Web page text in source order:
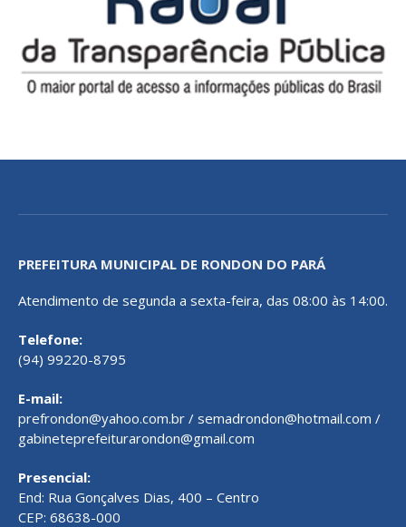
PREFEITURA MUNICIPAL DE RONDON DO PARÁ
Atendimento de segunda a sexta-feira, das 08:00 às 14:00.
Telefone:
(94) 99220-8795
E-mail:
prefrondon@yahoo.com.br / semadrondon@hotmail.com /
gabineteprefeiturarondon@gmail.com
Presencial:
End: Rua Gonçalves Dias, 400 – Centro
CEP: 68638-000